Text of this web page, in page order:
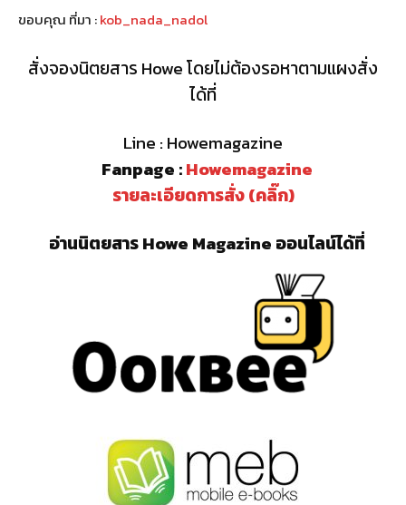
ขอบคุณ ที่มา :kob_nada_nadol
สั่งจองนิตยสาร Howe โดยไม่ต้องรอหาตามแผงสั่ง
ได้ที่
Line : Howemagazine
Fanpage :Howemagazine
รายละเอียดการสั่ง (คลิ๊ก)
อ่านนิตยสาร Howe Magazine ออนไลน์ได้ที่